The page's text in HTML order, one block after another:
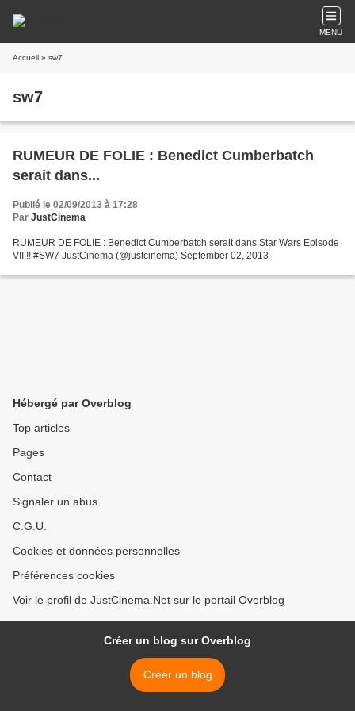
MENU
Accueil » sw7
sw7
RUMEUR DE FOLIE : Benedict Cumberbatch
serait dans...
Publié le 02/09/2013 à 17:28
Par JustCinema
RUMEUR DE FOLIE : Benedict Cumberbatch serait dans Star Wars Episode
VII !! #SW7 JustCinema (@justcinema) September 02, 2013
Hébergé par Overblog
Top articles
Pages
Contact
Signaler un abus
C.G.U.
Cookies et données personnelles
Préférences cookies
Voir le profil de JustCinema.Net sur le portail Overblog
Créer un blog sur Overblog
Créer un blog